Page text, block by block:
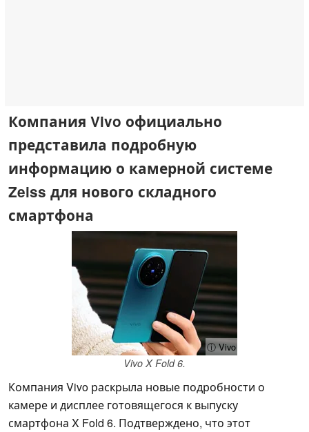
Компания Vivo официально
представила подробную
информацию о камерной системе
Zeiss для нового складного
смартфона
ⓘ Vivo
Vivo X Fold 6.
Компания Vivo раскрыла новые подробности о
камере и дисплее готовящегося к выпуску
смартфона X Fold 6. Подтверждено, что этот